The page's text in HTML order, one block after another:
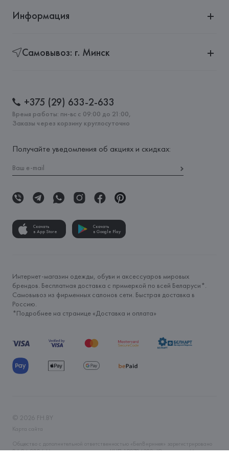
Информация
Самовывоз: г. Минск
+375 (29) 633-2-633
Время работы: пн-вс с 09:00 до 21:00,
Заказы через корзину круглосуточно
Получайте уведомления об акциях и скидках:
Скачать
в App Store
Скачать
в Google Play
Интернет-магазин одежды, обуви и аксессуаров мировых
брендов. Бесплатная доставка с примеркой по всей Беларуси*.
Самовывоз из фирменных салонов сети. Быстрая доставка в
Россию.
*Подробнее на странице «Доставка и оплата»
© 2026 FH.BY
Карта сайта
Общество с дополнительной ответственностью «БелВиринея» зарегистрировано
06.04.2006 Минским горисполкомом. УНП 190706320. Юр.адрес: г. Минск, ул.